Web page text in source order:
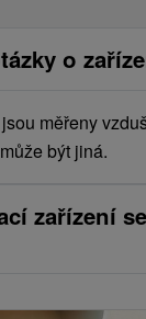
o
měřeny
být jiná.
zařízení